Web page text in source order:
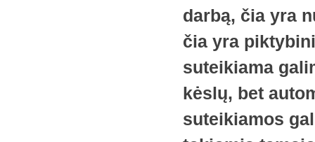
darbą, čia yra
čia yra
suteikiama
kėslų, bet
suteikiamos